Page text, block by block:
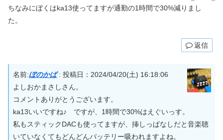
ちなみにぼくはka13使ってますが通勤の1時間で30%減りまし
た。
返信
名前:ぼのかば: 投稿日：2024/04/20(土) 16:18:06
よしおかまさしさん。
コメントありがとうございます。
ka13いいですね♪ ですが、1時間で30%はえぐいっす。
私もスティックDACも使ってますが、挿しっぱなしだと音楽聴
いていなくてもどんどんバッテリー吸われますよね。